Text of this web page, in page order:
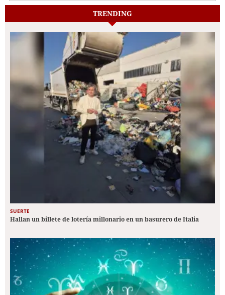
TRENDING
SUERTE
Hallan un billete de lotería millonario en un basurero de Italia